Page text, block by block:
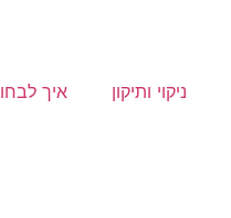
ניקוי ותיקון איך